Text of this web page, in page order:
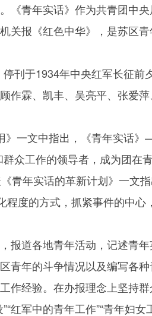
《青年实话》作为共青团中
报《红色中华》，是苏区青
刊于1934年中央红军长征
作霖、凯丰、吴亮平、张爱
》一文中指出，《青年实话
众工作的领导者，成为团在
青年实话的革新计划》一文
度的方式，抓紧事件的中
报道各地青年活动，记述青
青年的斗争情况以及编写各
作经验。在办报理念上坚持
军中的青年工作”“青年妇女